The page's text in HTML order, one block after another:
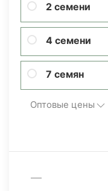
2 семени
4 семени
7 семян
Оптовые цены